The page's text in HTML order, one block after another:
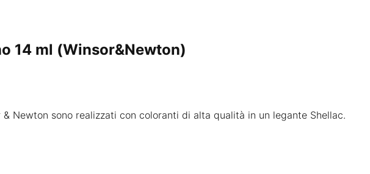
14 ml (Winsor&Newton)
Newton sono realizzati con coloranti di alta qualità in un legante Shellac.